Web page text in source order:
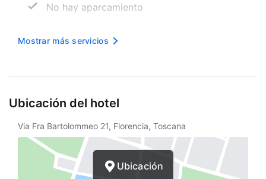
No hay aparcamiento
Hora de salida
Internet inalámbrico
Concierge
Mostrar más servicios
Ubicación del hotel
Via Fra Bartolommeo 21, Florencia, Toscana
Ubicación